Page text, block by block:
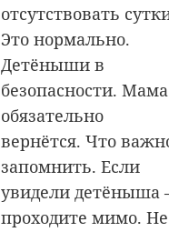
отсутствовать
Это нормально.
Детёныши в
безопасности. Мама
обязательно
вернётся. Что
запомнить. Если
увидели детёныша
проходите мимо. Не